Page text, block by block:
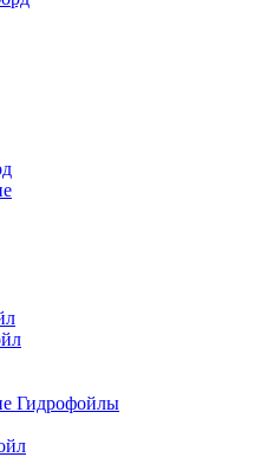
Гидрофойлы